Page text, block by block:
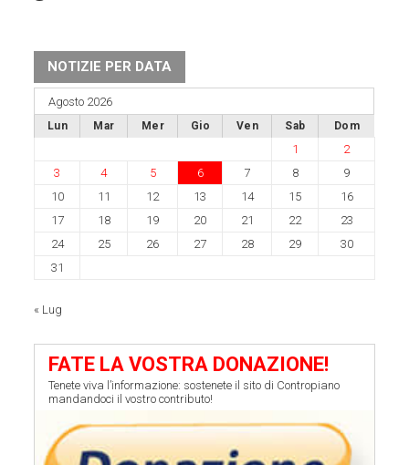
NOTIZIE PER DATA
Agosto 2026
Lun Mar Mer Gio Ven Sab Dom
1
2
3
4 5 6 7 8
9
10
11 12 13 14 15
16
17
18 19 20 21 22
23
24
25 26 27 28 29
30
31
« Lug
FATE LA VOSTRA DONAZIONE!
Tenete viva l’informazione: sostenete il sito di Contropiano
mandandoci il vostro contributo!